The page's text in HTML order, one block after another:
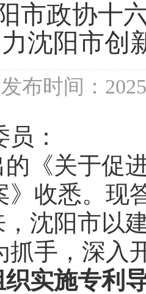
市政协十
力沈阳市创
发布时间：
：
的《关于促
》收悉。现
，沈阳市以
抓手，深入
织实施专利